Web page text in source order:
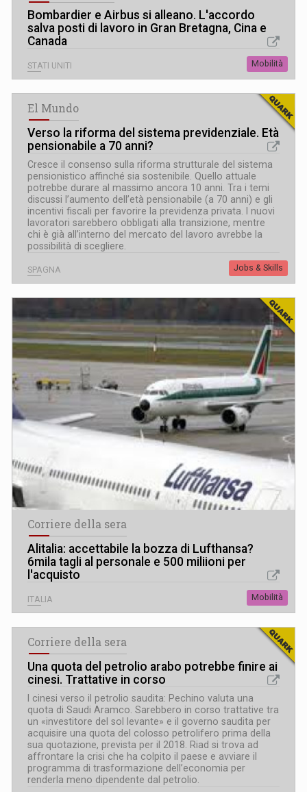
Bombardier e Airbus si alleano. L'accordo
salva posti di lavoro in Gran Bretagna, Cina e
Canada
STATI UNITI Mobilità
El Mundo
Verso la riforma del sistema previdenziale. Età
pensionabile a 70 anni?
Cresce il consenso sulla riforma strutturale del sistema
pensionistico affinché sia sostenibile. Quello attuale
potrebbe durare al massimo ancora 10 anni. Tra i temi
discussi l’aumento dell’età pensionabile (a 70 anni) e gli
incentivi fiscali per favorire la previdenza privata. I nuovi
lavoratori sarebbero obbligati alla transizione, mentre
chi è già all’interno del mercato del lavoro avrebbe la
possibilità di scegliere.
SPAGNA Jobs & Skills
Corriere della sera
Alitalia: accettabile la bozza di Lufthansa?
6mila tagli al personale e 500 miliioni per
l'acquisto
ITALIA Mobilità
Corriere della sera
Una quota del petrolio arabo potrebbe finire ai
cinesi. Trattative in corso
I cinesi verso il petrolio saudita: Pechino valuta una
quota di Saudi Aramco. Sarebbero in corso trattative tra
un «investitore del sol levante» e il governo saudita per
acquisire una quota del colosso petrolifero prima della
sua quotazione, prevista per il 2018. Riad si trova ad
affrontare la crisi che ha colpito il paese e avviare il
programma di trasformazione dell’economia per
renderla meno dipendente dal petrolio.